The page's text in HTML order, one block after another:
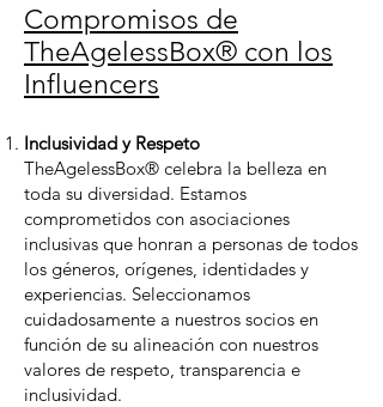
Compromisos de
TheAgelessBox® con los
Influencers
Inclusividad y Respeto
TheAgelessBox® celebra la belleza en
toda su diversidad. Estamos
comprometidos con asociaciones
inclusivas que honran a personas de todos
los géneros, orígenes, identidades y
experiencias. Seleccionamos
cuidadosamente a nuestros socios en
función de su alineación con nuestros
valores de respeto, transparencia e
inclusividad.